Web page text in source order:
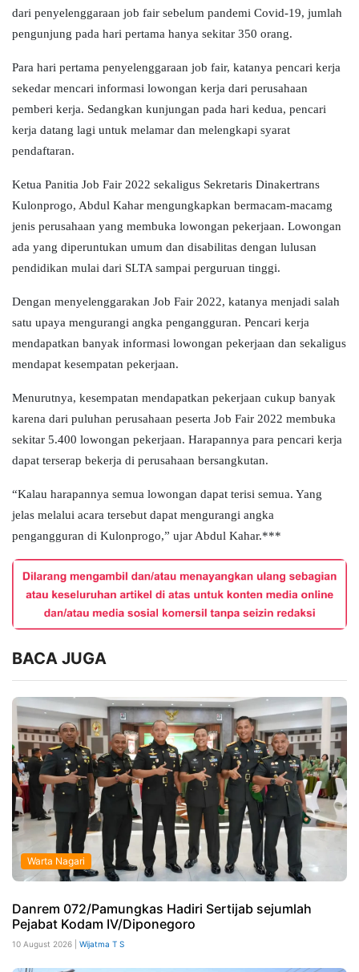
dari penyelenggaraan job fair sebelum pandemi Covid-19, jumlah
pengunjung pada hari pertama hanya sekitar 350 orang.
Para hari pertama penyelenggaraan job fair, katanya pencari kerja
sekedar mencari informasi lowongan kerja dari perusahaan
pemberi kerja. Sedangkan kunjungan pada hari kedua, pencari
kerja datang lagi untuk melamar dan melengkapi syarat
pendaftaran.
Ketua Panitia Job Fair 2022 sekaligus Sekretaris Dinakertrans
Kulonprogo, Abdul Kahar mengungkapkan bermacam-macamg
jenis perusahaan yang membuka lowongan pekerjaan. Lowongan
ada yang diperuntukan umum dan disabilitas dengan lulusan
pendidikan mulai dari SLTA sampai perguruan tinggi.
Dengan menyelenggarakan Job Fair 2022, katanya menjadi salah
satu upaya mengurangi angka pengangguran. Pencari kerja
mendapatkan banyak informasi lowongan pekerjaan dan sekaligus
mendapat kesempatan pekerjaan.
Menurutnya, kesempatan mendapatkan pekerjaan cukup banyak
karena dari puluhan perusahaan peserta Job Fair 2022 membuka
sekitar 5.400 lowongan pekerjaan. Harapannya para pencari kerja
dapat terserap bekerja di perusahaan bersangkutan.
“Kalau harapannya semua lowongan dapat terisi semua. Yang
jelas melalui acara tersebut dapat mengurangi angka
pengangguran di Kulonprogo,” ujar Abdul Kahar.***
BACA JUGA
Warta Nagari
Danrem 072/Pamungkas Hadiri Sertijab sejumlah
Pejabat Kodam IV/Diponegoro
10 August 2026 | Wijatma T S